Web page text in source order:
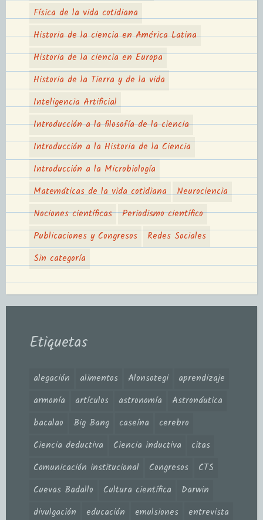
Física de la vida cotidiana
Historia de la ciencia en América Latina
Historia de la ciencia en Europa
Historia de la Tierra y de la vida
Inteligencia Artificial
Introducción a la filosofía de la ciencia
Introducción a la Historia de la Ciencia
Introducción a la Microbiología
Matemáticas de la vida cotidiana
Neurociencia
Nociones científicas
Periodismo científico
Publicaciones y Congresos
Redes Sociales
Sin categoría
Etiquetas
alegación alimentos Alonsotegi
aprendizaje
armonía
artículos astronomía
Astronáutica
bacalao
Big Bang caseína
cerebro
Ciencia deductiva
Ciencia inductiva
citas
Comunicación institucional
Congresos
CTS
Cuevas Badallo
Cultura científica
Darwin
divulgación
educación emulsiones
entrevista